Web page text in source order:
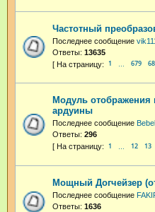
Частотный
Последнее сообщение
Ответы: 13635
1 679
Модуль
ардуины
Последнее сообщение
Ответы: 296
1 12 13
Мощный Догчейзер
Последнее сообщение
Ответы: 1636